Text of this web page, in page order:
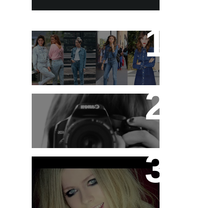
19 tendências dos
anos 90 que estão em
alta
Ideias para se divertir
nas férias!
Gente ! Here's To Never
Growing Up !